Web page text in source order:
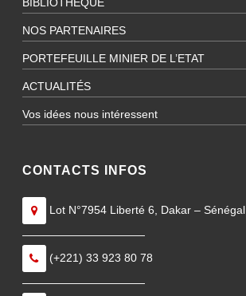
NOS PARTENAIRES
PORTEFEUILLE MINIER DE L’ETAT
ACTUALITÉS
Vos idées nous intéressent
CONTACTS INFOS
Lot N°7954 Liberté 6, Dakar – Sénégal
———————————
(+221) 33 923 80 78
———————————